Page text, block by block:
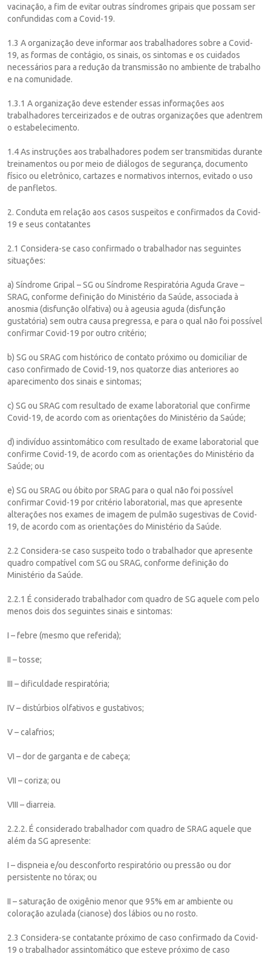
vacinação, a fim de evitar outras síndromes gripais que possam ser
confundidas com a Covid-19.
1.3 A organização deve informar aos trabalhadores sobre a Covid-
19, as formas de contágio, os sinais, os sintomas e os cuidados
necessários para a redução da transmissão no ambiente de trabalho
e na comunidade.
1.3.1 A organização deve estender essas informações aos
trabalhadores terceirizados e de outras organizações que adentrem
o estabelecimento.
1.4 As instruções aos trabalhadores podem ser transmitidas durante
treinamentos ou por meio de diálogos de segurança, documento
físico ou eletrônico, cartazes e normativos internos, evitado o uso
de panfletos.
2. Conduta em relação aos casos suspeitos e confirmados da Covid-
19 e seus contatantes
2.1 Considera-se caso confirmado o trabalhador nas seguintes
situações:
a) Síndrome Gripal – SG ou Síndrome Respiratória Aguda Grave –
SRAG, conforme definição do Ministério da Saúde, associada à
anosmia (disfunção olfativa) ou à ageusia aguda (disfunção
gustatória) sem outra causa pregressa, e para o qual não foi possível
confirmar Covid-19 por outro critério;
b) SG ou SRAG com histórico de contato próximo ou domiciliar de
caso confirmado de Covid-19, nos quatorze dias anteriores ao
aparecimento dos sinais e sintomas;
c) SG ou SRAG com resultado de exame laboratorial que confirme
Covid-19, de acordo com as orientações do Ministério da Saúde;
d) indivíduo assintomático com resultado de exame laboratorial que
confirme Covid-19, de acordo com as orientações do Ministério da
Saúde; ou
e) SG ou SRAG ou óbito por SRAG para o qual não foi possível
confirmar Covid-19 por critério laboratorial, mas que apresente
alterações nos exames de imagem de pulmão sugestivas de Covid-
19, de acordo com as orientações do Ministério da Saúde.
2.2 Considera-se caso suspeito todo o trabalhador que apresente
quadro compatível com SG ou SRAG, conforme definição do
Ministério da Saúde.
2.2.1 É considerado trabalhador com quadro de SG aquele com pelo
menos dois dos seguintes sinais e sintomas:
I – febre (mesmo que referida);
II – tosse;
III – dificuldade respiratória;
IV – distúrbios olfativos e gustativos;
V – calafrios;
VI – dor de garganta e de cabeça;
VII – coriza; ou
VIII – diarreia.
2.2.2. É considerado trabalhador com quadro de SRAG aquele que
além da SG apresente:
I – dispneia e/ou desconforto respiratório ou pressão ou dor
persistente no tórax; ou
II – saturação de oxigênio menor que 95% em ar ambiente ou
coloração azulada (cianose) dos lábios ou no rosto.
2.3 Considera-se contatante próximo de caso confirmado da Covid-
19 o trabalhador assintomático que esteve próximo de caso